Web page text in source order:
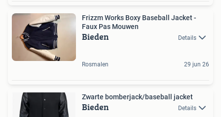
Frizzm Works Boxy Baseball Jacket -
Faux Pas Mouwen
Bieden Details
Rosmalen 29 jun 26
Zwarte bomberjack/baseball jacket
Bieden Details